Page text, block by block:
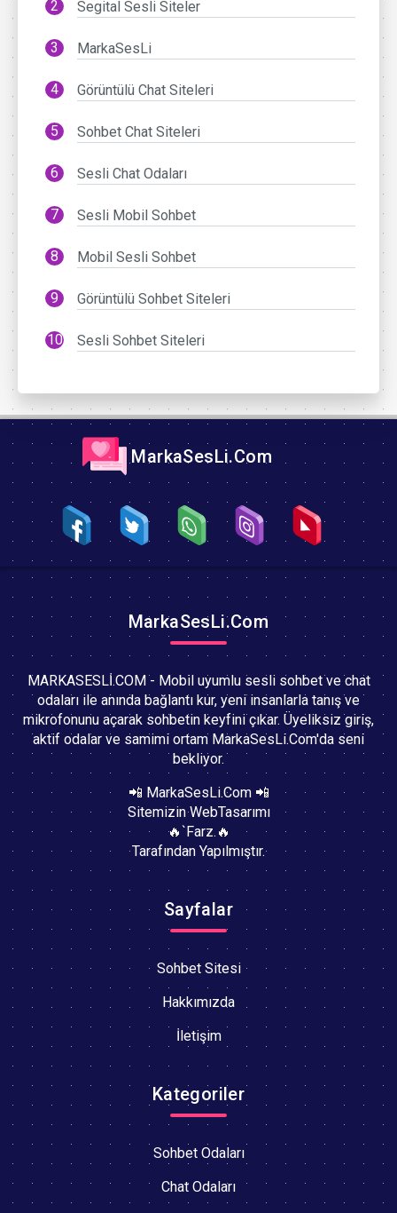
Segital Sesli Siteler
MarkaSesLi
Görüntülü Chat Siteleri
Sohbet Chat Siteleri
Sesli Chat Odaları
Sesli Mobil Sohbet
Mobil Sesli Sohbet
Görüntülü Sohbet Siteleri
Sesli Sohbet Siteleri
MarkaSesLi.Com
MarkaSesLi.Com
MARKASESLİ.COM - Mobil uyumlu sesli sohbet ve chat
odaları ile anında bağlantı kur, yeni insanlarla tanış ve
mikrofonunu açarak sohbetin keyfini çıkar. Üyeliksiz giriş,
aktif odalar ve samimi ortam MarkaSesLi.Com'da seni
bekliyor.
📲 MarkaSesLi.Com 📲
Sitemizin WebTasarımı
🔥`Farz.🔥
Tarafından Yapılmıştır.
Sayfalar
Sohbet Sitesi
Hakkımızda
İletişim
Kategoriler
Sohbet Odaları
Chat Odaları